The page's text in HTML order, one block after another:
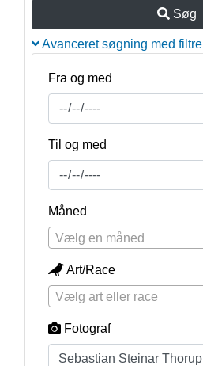
Søg
Avanceret søgning med filtre
Fra og med
Til og med
Måned
Vælg en måned
Art/Race
Vælg art eller race
Fotograf